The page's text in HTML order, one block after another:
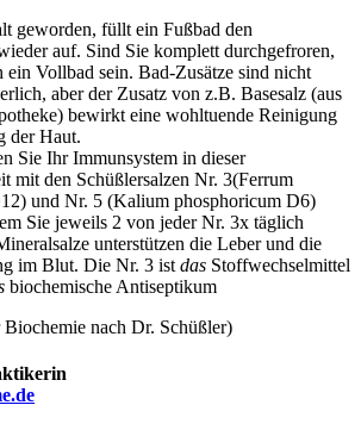
geworden, füllt ein Fußbad den
auf. Sind Sie komplett durchgefroren,
ein Vollbad sein. Bad-Zusätze sind nicht
aber der Zusatz von z.B. Basesalz (aus
bewirkt eine wohltuende Reinigung
der Haut.
Sie Ihr Immunsystem in dieser
mit den Schüßlersalzen Nr. 3(Ferrum
und Nr. 5 (Kalium phosphoricum D6)
Sie jeweils 2 von jeder Nr. 3x täglich
unterstützen die Leber und die
im Blut. Die Nr. 3 ist das Stoffwechselmittel
biochemische Antiseptikum
nach Dr. Schüßler)